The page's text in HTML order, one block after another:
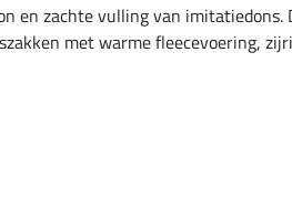
en zachte vulling van
met warme fleecevoering,